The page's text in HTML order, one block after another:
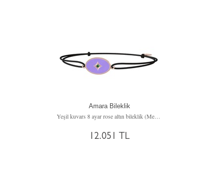
Amara Bileklik
Yeşil kuvars 8 ayar rose altın bileklik (Menekşe mineli)
12.051 TL